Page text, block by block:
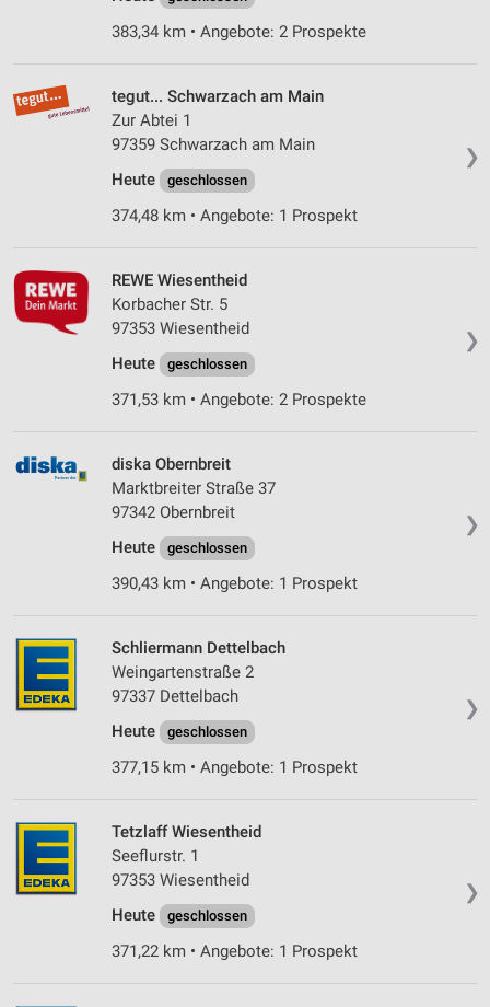
383,34 km • Angebote: 2 Prospekte
❯
tegut... Schwarzach am Main
Zur Abtei 1
97359 Schwarzach am Main
Heute
geschlossen
374,48 km • Angebote: 1 Prospekt
❯
REWE Wiesentheid
Korbacher Str. 5
97353 Wiesentheid
Heute
geschlossen
371,53 km • Angebote: 2 Prospekte
❯
diska Obernbreit
Marktbreiter Straße 37
97342 Obernbreit
Heute
geschlossen
390,43 km • Angebote: 1 Prospekt
❯
Schliermann Dettelbach
Weingartenstraße 2
97337 Dettelbach
Heute
geschlossen
377,15 km • Angebote: 1 Prospekt
❯
Tetzlaff Wiesentheid
Seeflurstr. 1
97353 Wiesentheid
Heute
geschlossen
371,22 km • Angebote: 1 Prospekt